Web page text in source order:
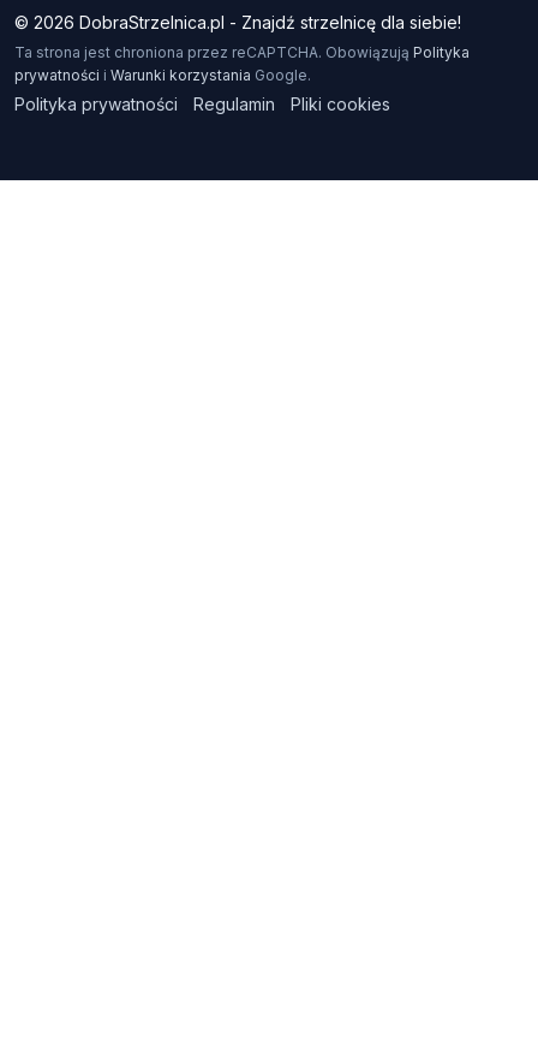
© 2026 DobraStrzelnica.pl - Znajdź strzelnicę dla siebie!
Ta strona jest chroniona przez reCAPTCHA. Obowiązują Polityka
prywatności i Warunki korzystania Google.
Polityka prywatności Regulamin Pliki cookies